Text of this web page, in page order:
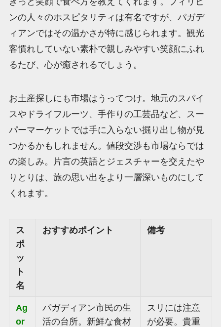
ンの人々のホスピタリティは有名ですが、パガデ
ィアンではその温かさが特に感じられます。観光
客慣れしていない素朴で親しみやすい笑顔にふれ
るたび、心が癒されるでしょう。
お土産探しにも市場はうってつけ。地元のスパイ
スやドライフルーツ、手作りの工芸品など、スー
パーマーケットでは手に入らない掘り出し物が見
つかるかもしれません。値段交渉も市場ならでは
の楽しみ。片言の英語とジェスチャーを交えたや
りとりは、旅の思い出をより一層深いものにして
くれます。
ス
ポ
ッ
ト
名
おすすめポイント 備考
Ag
or
パガディアン市民の生
活の台所。新鮮な食材
スリには注意
が必要。貴重